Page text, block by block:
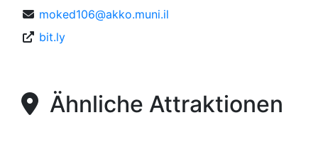
moked106@akko.muni.il
bit.ly
Ähnliche Attraktionen